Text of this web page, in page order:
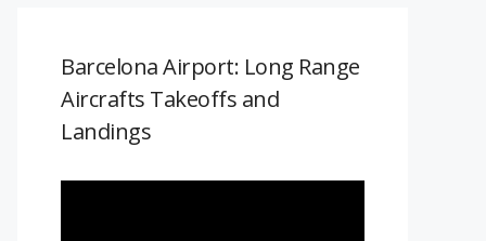
Barcelona Airport: Long Range
Aircrafts Takeoffs and
Landings